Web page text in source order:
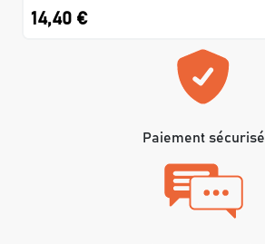
14,40 €
Paiement sécurisé